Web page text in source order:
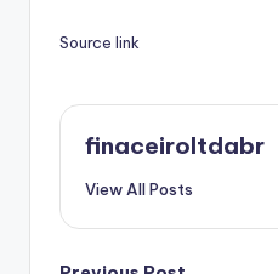
Source link
finaceiroltdabr
View All Posts